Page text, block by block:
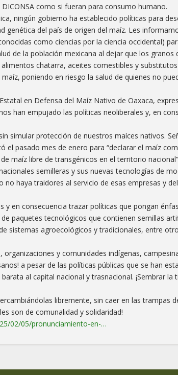
como si fueran para consumo humano.
ningún gobierno ha establecido políticas para
genética del país de origen del maíz. Les
como ciencias por la ciencia occidental)
de la población mexicana al dejar que los
chatarra, aceites comestibles y
poniendo en riesgo la salud de quienes no
en Defensa del Maíz Nativo de Oaxaca,
han empujado las políticas neoliberales y, en
simular protección de nuestros maíces nativos.
el pasado mes de enero para “declarar el maíz
maíz libre de transgénicos en el territorio
semilleras y sus nuevas tecnologías de
haya traidores al servicio de esas empresas y
y en consecuencia trazar políticas que pongan
paquetes tecnológicos que contienen semillas
sistemas agroecológicos y tradicionales, entre
y comunidades indígenas,
a pesar de las políticas públicas que se han
al capital nacional y trasnacional. ¡Sembrar
libremente, sin caer en las trampas
son de comunalidad y solidaridad!
02/05/pronunciamiento-en-…